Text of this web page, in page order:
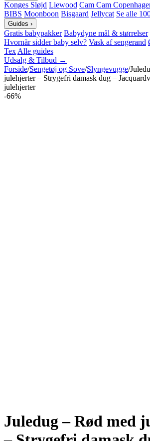
Konges Sløjd Liewood Cam Cam
BIBS Moonboon Bisgaard Jellycat Se alle
Guides ›
Gratis babypakker Babydyne mål & størrelser
Hvornår sidder baby selv? Vask af sengerand
Tex Alle guides
Udsalg & Tilbud →
Forside/Sengetøj og Sove/Slyngevugge/
julehjerter – Strygefri damask dug –
julehjerter
-66%
Juledug – Rød med